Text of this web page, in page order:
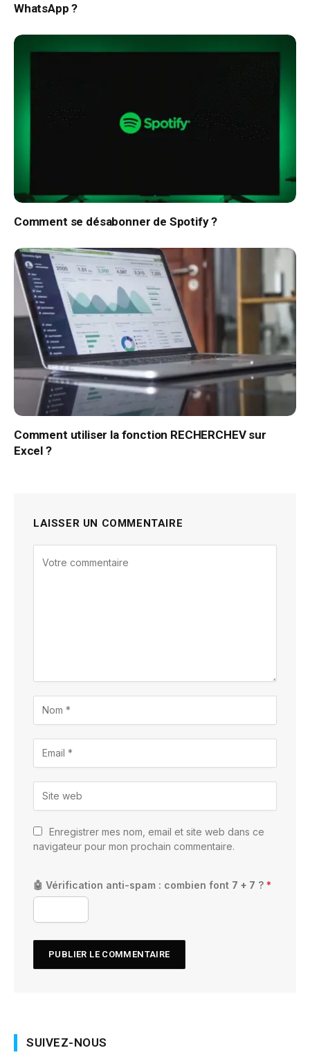
WhatsApp ?
Comment se désabonner de Spotify ?
Comment utiliser la fonction RECHERCHEV sur
Excel ?
LAISSER UN COMMENTAIRE
Enregistrer mes nom, email et site web dans ce
navigateur pour mon prochain commentaire.
🤖 Vérification anti-spam : combien font 7 + 7 ? *
SUIVEZ-NOUS